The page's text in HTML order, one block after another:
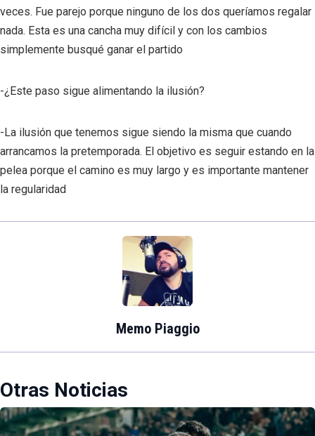
veces. Fue parejo porque ninguno de los dos queríamos regalar
nada. Esta es una cancha muy difícil y con los cambios
simplemente busqué ganar el partido
-¿Este paso sigue alimentando la ilusión?
-La ilusión que tenemos sigue siendo la misma que cuando
arrancamos la pretemporada. El objetivo es seguir estando en la
pelea porque el camino es muy largo y es importante mantener
la regularidad
Memo Piaggio
Otras Noticias